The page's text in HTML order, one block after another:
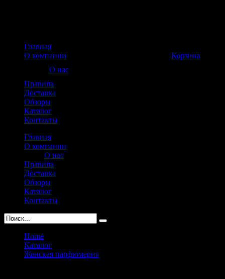
Корзина
Главная
О компании
О нас
Правила
Доставка
Обзоры
Каталог
Контакты
Главная
О компании
О нас
Правила
Доставка
Обзоры
Каталог
Контакты
Home
Каталог
Женская парфюмерия